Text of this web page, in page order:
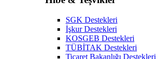
SGK Destekleri
İşkur Destekleri
KOSGEB Destekleri
TÜBİTAK Destekleri
Ticaret Bakanlığı Destekleri